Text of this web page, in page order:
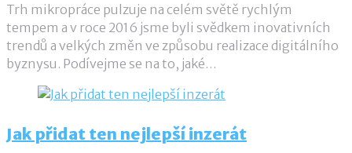
Trh mikropráce pulzuje na celém světě rychlým
tempem a v roce 2016 jsme byli svědkem inovativních
trendů a velkých změn ve způsobu realizace digitálního
byznysu. Podívejme se na to, jaké…
Jak přidat ten nejlepší inzerát